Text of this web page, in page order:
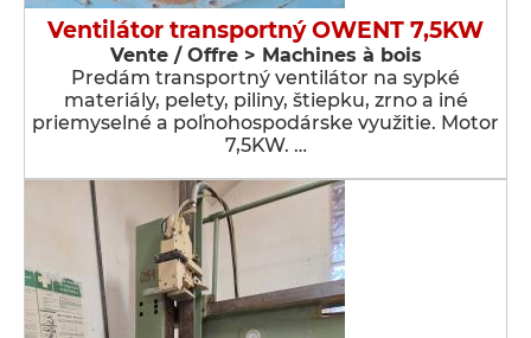
Ventilátor transportný OWENT 7,5KW
Vente / Offre > Machines à bois
Predám transportný ventilátor na sypké
materiály, pelety, piliny, štiepku, zrno a iné
priemyselné a poľnohospodárske využitie. Motor
7,5KW. …